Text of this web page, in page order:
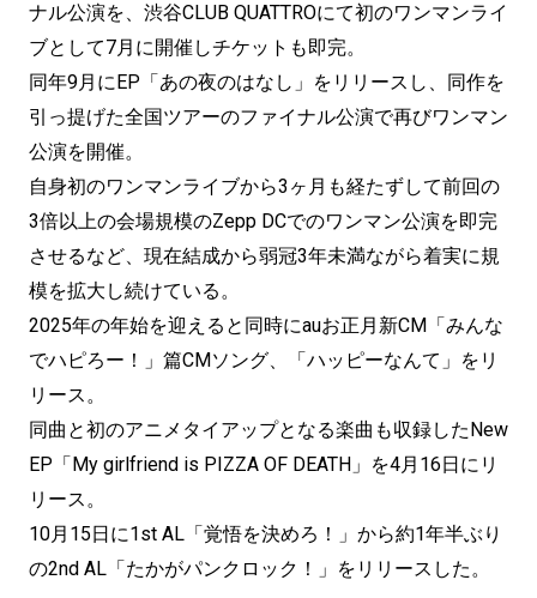
ナル公演を、渋谷CLUB QUATTROにて初のワンマンライ
ブとして7月に開催しチケットも即完。
同年9月にEP「あの夜のはなし」をリリースし、同作を
引っ提げた全国ツアーのファイナル公演で再びワンマン
公演を開催。
自身初のワンマンライブから3ヶ月も経たずして前回の
3倍以上の会場規模のZepp DCでのワンマン公演を即完
させるなど、現在結成から弱冠3年未満ながら着実に規
模を拡大し続けている。
2025年の年始を迎えると同時にauお正月新CM「みんな
でハピろー！」篇CMソング、「ハッピーなんて」をリ
リース。
同曲と初のアニメタイアップとなる楽曲も収録したNew
EP「My girlfriend is PIZZA OF DEATH」を4月16日にリ
リース。
10月15日に1st AL「覚悟を決めろ！」から約1年半ぶり
の2nd AL「たかがパンクロック！」をリリースした。